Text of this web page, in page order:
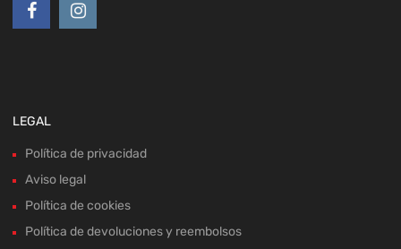
LEGAL
Política de privacidad
Aviso legal
Política de cookies
Política de devoluciones y reembolsos